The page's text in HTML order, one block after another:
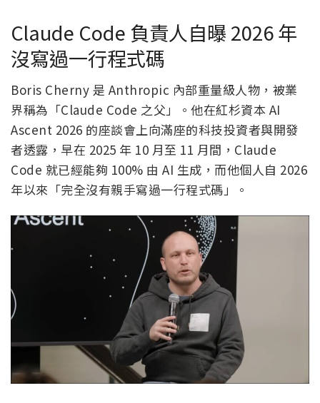
Claude Code 負責人自曝 2026 年
沒寫過一行程式碼
Boris Cherny 是 Anthropic 內部重量級人物，被業
界稱為「Claude Code 之父」。他在紅杉資本 AI
Ascent 2026 的座談會上向滿座的科技投資者與開發
者透露，早在 2025 年 10 月至 11 月間，Claude
Code 就已經能夠 100% 由 AI 生成，而他個人自 2026
年以來「完全沒有親手寫過一行程式碼」。